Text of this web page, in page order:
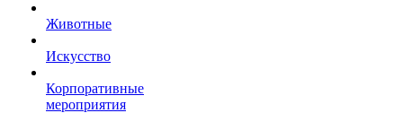
Животные
Искусство
Корпоративные
мероприятия